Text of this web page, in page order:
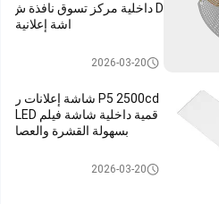
D داخلية مركز تسوق نافذة ش
اشة إعلانية
قاد شاشة فيلم شفاف2026-03-20
P5 2500cd شاشة إعلانات ر
قمية داخلية شاشة فيلم LED
بسهولة القشرة والعصا
قاد شاشة فيلم شفاف2026-03-20